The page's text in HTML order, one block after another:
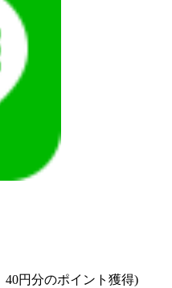
40円分のポイント獲得)